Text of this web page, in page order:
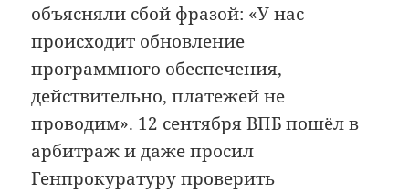
объясняли сбой фразой: «У нас
происходит обновление
программного обеспечения,
действительно, платежей не
проводим». 12 сентября ВПБ пошёл в
арбитраж и даже просил
Генпрокуратуру проверить